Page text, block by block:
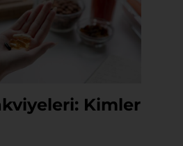
Kimler